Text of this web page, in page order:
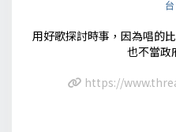
用好歌探討時事，因為唱的
也不當政
https://